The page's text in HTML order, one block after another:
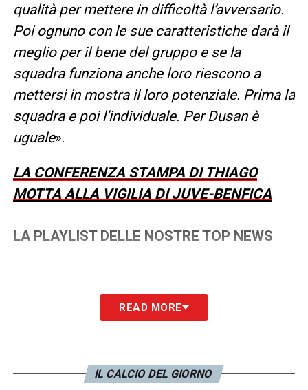
qualità per mettere in difficoltà l’avversario.
Poi ognuno con le sue caratteristiche darà il
meglio per il bene del gruppo e se la
squadra funziona anche loro riescono a
mettersi in mostra il loro potenziale. Prima la
squadra e poi l’individuale. Per Dusan è
uguale».
LA CONFERENZA STAMPA DI THIAGO
MOTTA ALLA VIGILIA DI JUVE-BENFICA
LA PLAYLIST DELLE NOSTRE TOP NEWS
READ MORE
IL CALCIO DEL GIORNO